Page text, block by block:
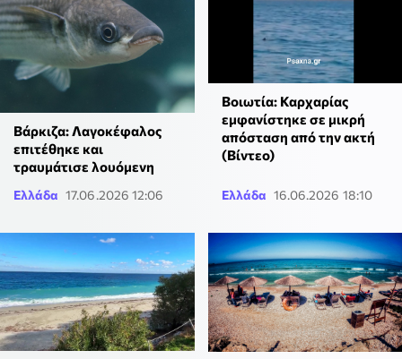
Βάρκιζα: Λαγοκέφαλος
επιτέθηκε και
τραυμάτισε λουόμενη
Ελλάδα 17.06.2026 12:06
Βοιωτία: Καρχαρίας
εμφανίστηκε σε μικρή
απόσταση από την ακτή
(Βίντεο)
Ελλάδα 16.06.2026 18:10